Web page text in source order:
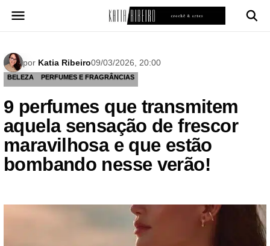
para
por Katia Ribeiro09/03/2026, 20:00
BELEZA PERFUMES E FRAGRÂNCIAS
9 perfumes que transmitem
aquela sensação de frescor
maravilhosa e que estão
bombando nesse verão!